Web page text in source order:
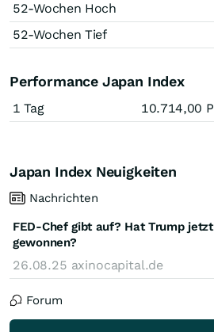
52-Wochen Hoch
52-Wochen Tief
Performance Japan Index
1 Tag 10.714,00
Japan Index Neuigkeiten
Nachrichten
FED-Chef gibt auf? Hat Trump
gewonnen?
26.08.25 axinocapital.de
Forum